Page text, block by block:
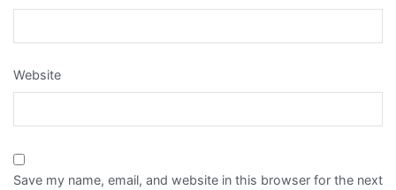
Website
Save my name, email, and website in this browser for the next